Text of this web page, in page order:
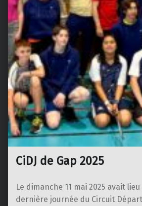
CiDJ de Gap 2025
Le dimanche 11 mai 2025 avait
dernière journée du Circuit